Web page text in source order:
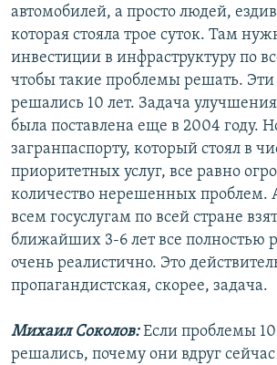
автомобилей, а просто людей,
которая стояла трое суток. Там
инвестиции в инфраструктуру по
чтобы такие проблемы решать.
решались 10 лет. Задача улучшения
была поставлена еще в 2004 году.
загранпаспорту, который стоял в
приоритетных услуг, все равно
количество нерешенных проблем.
всем госуслугам по всей стране
ближайших 3-6 лет все полностью
очень реалистично. Это
пропагандистская, скорее, задача.
Михаил Соколов:Если проблемы 10
решались, почему они вдруг